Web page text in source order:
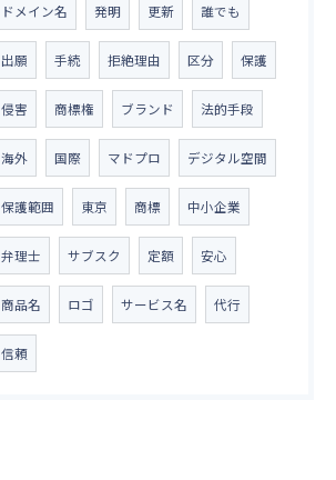
ドメイン名 発明 更新 誰でも
出願 手続 拒絶理由 区分 保護
侵害 商標権 ブランド 法的手段
海外 国際 マドプロ デジタル空間
保護範囲 東京 商標 中小企業
弁理士 サブスク 定額 安心
商品名 ロゴ サービス名 代行
信頼